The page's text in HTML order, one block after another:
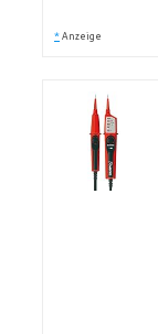
* Anzeige